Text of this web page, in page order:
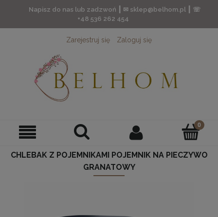
Napisz do nas lub zadzwoń ┃ ✉ sklep@belhom.pl ┃ ☏
+48 536 262 454
Zarejestruj się Zaloguj się
CHLEBAK Z POJEMNIKAMI POJEMNIK NA PIECZYWO
GRANATOWY